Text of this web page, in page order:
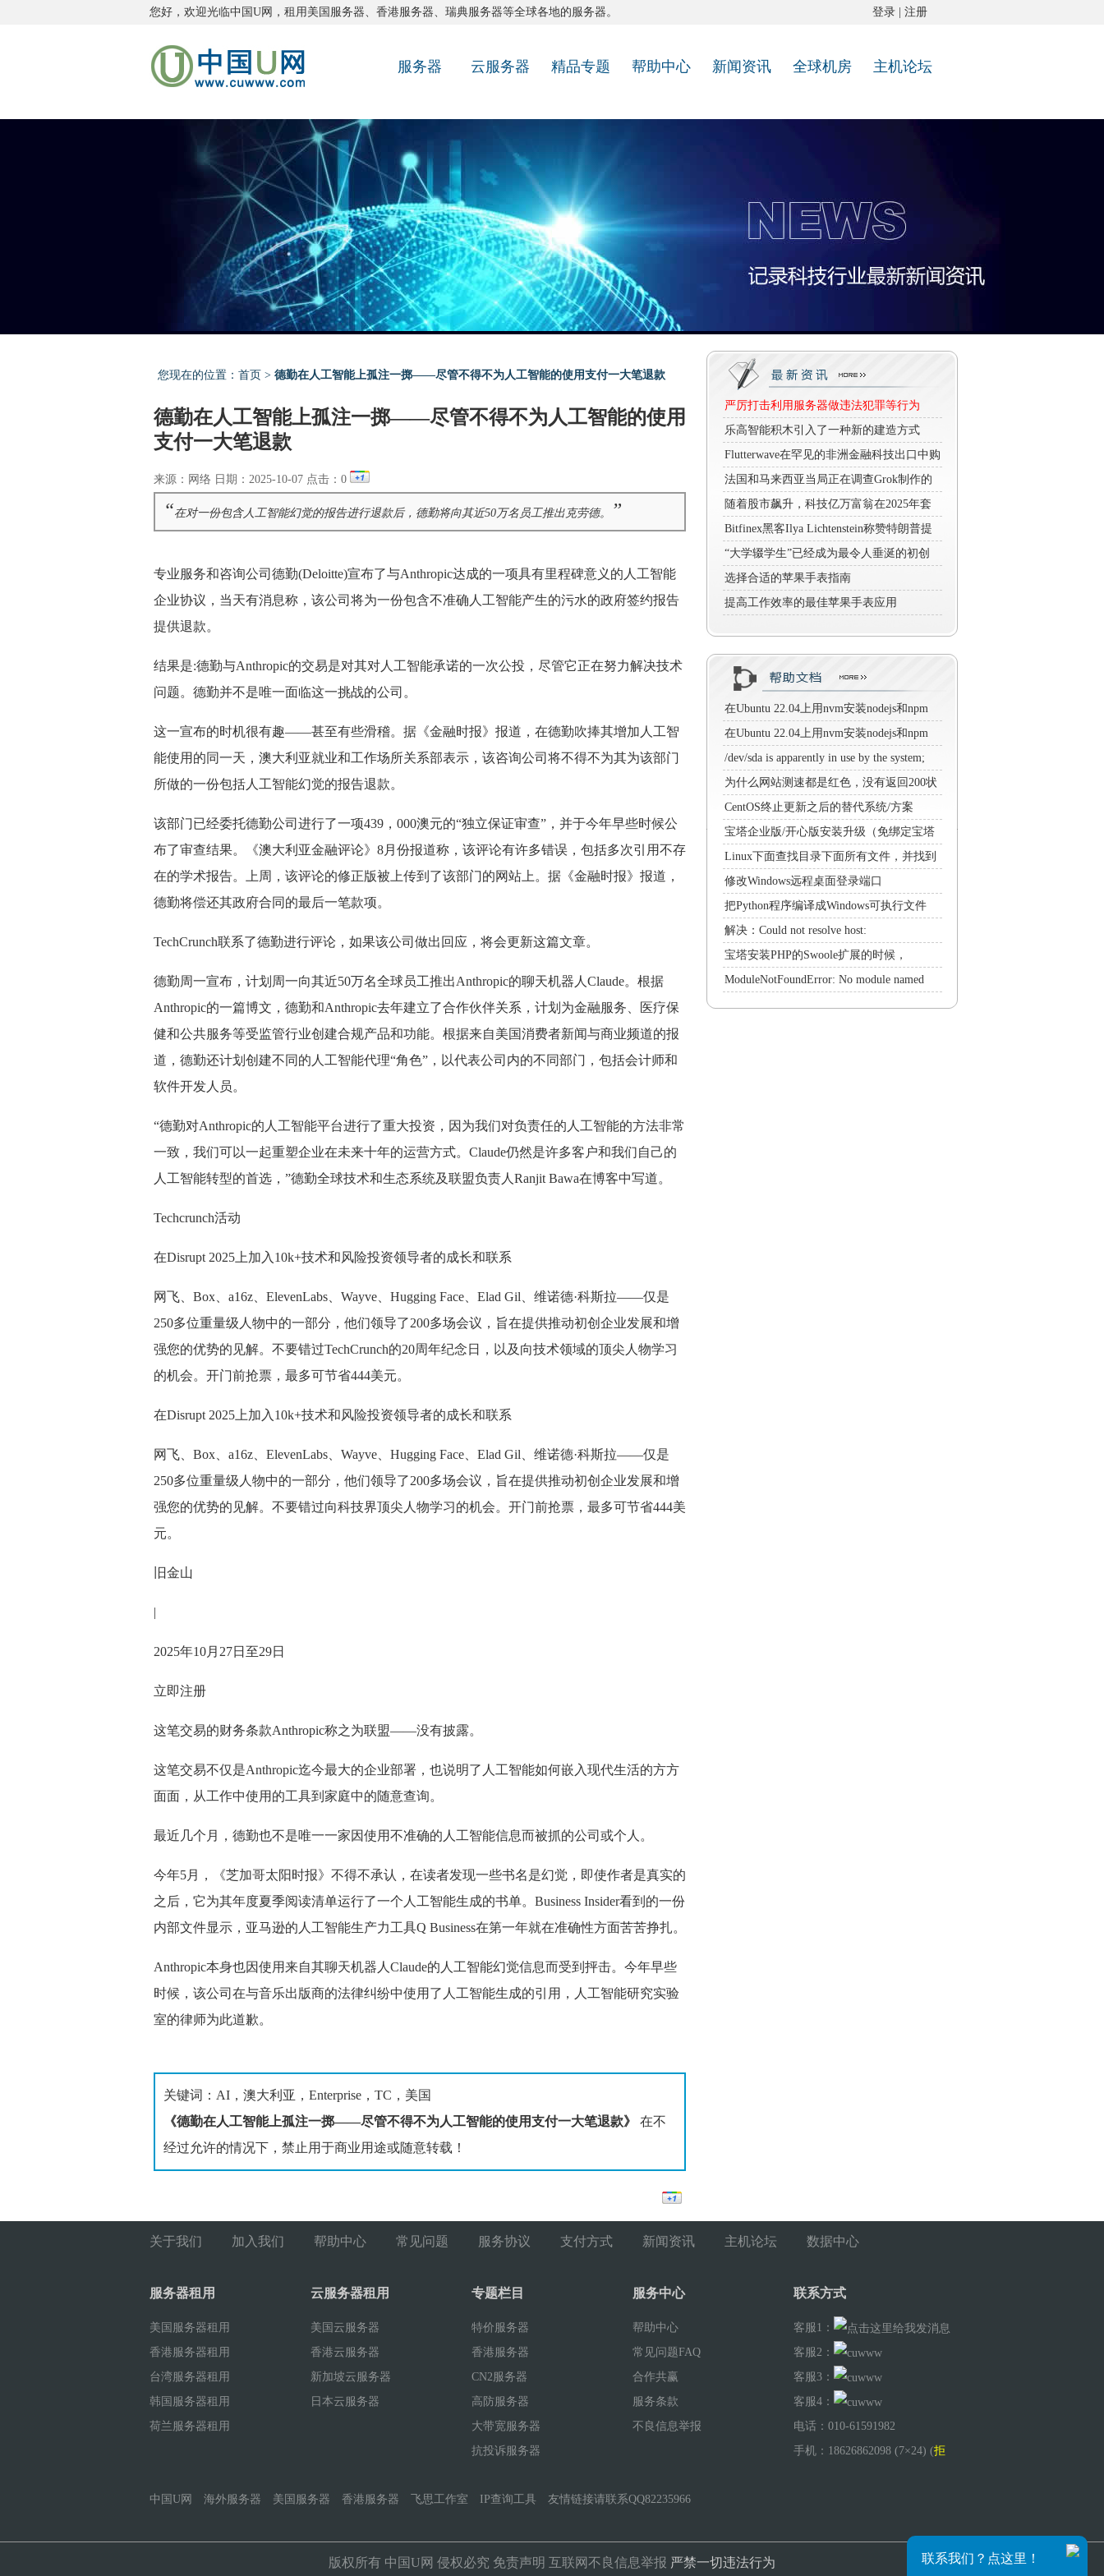
您好，欢迎光临中国U网，租用 美国服务器、 香港服务器、 瑞典服务器等全球各地的服务器。 登录 注册
服务器 云服务器 精品专题 帮助中心 新闻资讯 全球机房 主机论坛
您现在的位置： 首页 > 德勤在人工智能上孤注一掷——尽管不得不为人工智能的使用支付一大笔退款
德勤在人工智能上孤注一掷——尽管不得不为人工智能的使用
支付一大笔退款
来源：网络 日期：2025-10-07 点击： 0
“在对一份包含人工智能幻觉的报告进行退款后，德勤将向其近50万名员工推出克劳德。 ”
专业服务和咨询公司德勤(Deloitte)宣布了与Anthropic达成的一项具有里程碑意义的人工智能
企业协议，当天有消息称，该公司将为一份包含不准确人工智能产生的污水的政府签约报告
提供退款。
结果是:德勤与Anthropic的交易是对其对人工智能承诺的一次公投，尽管它正在努力解决技术
问题。德勤并不是唯一面临这一挑战的公司。
这一宣布的时机很有趣——甚至有些滑稽。据《金融时报》报道，在德勤吹捧其增加人工智
能使用的同一天，澳大利亚就业和工作场所关系部表示，该咨询公司将不得不为其为该部门
所做的一份包括人工智能幻觉的报告退款。
该部门已经委托德勤公司进行了一项439，000澳元的“独立保证审查”，并于今年早些时候公
布了审查结果。《澳大利亚金融评论》8月份报道称，该评论有许多错误，包括多次引用不存
在的学术报告。上周，该评论的修正版被上传到了该部门的网站上。据《金融时报》报道，
德勤将偿还其政府合同的最后一笔款项。
TechCrunch联系了德勤进行评论，如果该公司做出回应，将会更新这篇文章。
德勤周一宣布，计划周一向其近50万名全球员工推出Anthropic的聊天机器人Claude。根据
Anthropic的一篇博文，德勤和Anthropic去年建立了合作伙伴关系，计划为金融服务、医疗保
健和公共服务等受监管行业创建合规产品和功能。根据来自美国消费者新闻与商业频道的报
道，德勤还计划创建不同的人工智能代理“角色”，以代表公司内的不同部门，包括会计师和
软件开发人员。
“德勤对Anthropic的人工智能平台进行了重大投资，因为我们对负责任的人工智能的方法非常
一致，我们可以一起重塑企业在未来十年的运营方式。Claude仍然是许多客户和我们自己的
人工智能转型的首选，”德勤全球技术和生态系统及联盟负责人Ranjit Bawa在博客中写道。
Techcrunch活动
在Disrupt 2025上加入10k+技术和风险投资领导者的成长和联系
网飞、Box、a16z、ElevenLabs、Wayve、Hugging Face、Elad Gil、维诺德·科斯拉——仅是
250多位重量级人物中的一部分，他们领导了200多场会议，旨在提供推动初创企业发展和增
强您的优势的见解。不要错过TechCrunch的20周年纪念日，以及向技术领域的顶尖人物学习
的机会。开门前抢票，最多可节省444美元。
在Disrupt 2025上加入10k+技术和风险投资领导者的成长和联系
网飞、Box、a16z、ElevenLabs、Wayve、Hugging Face、Elad Gil、维诺德·科斯拉——仅是
250多位重量级人物中的一部分，他们领导了200多场会议，旨在提供推动初创企业发展和增
强您的优势的见解。不要错过向科技界顶尖人物学习的机会。开门前抢票，最多可节省444美
元。
旧金山
|
2025年10月27日至29日
立即注册
这笔交易的财务条款Anthropic称之为联盟——没有披露。
这笔交易不仅是Anthropic迄今最大的企业部署，也说明了人工智能如何嵌入现代生活的方方
面面，从工作中使用的工具到家庭中的随意查询。
最近几个月，德勤也不是唯一一家因使用不准确的人工智能信息而被抓的公司或个人。
今年5月，《芝加哥太阳时报》不得不承认，在读者发现一些书名是幻觉，即使作者是真实的
之后，它为其年度夏季阅读清单运行了一个人工智能生成的书单。Business Insider看到的一份
内部文件显示，亚马逊的人工智能生产力工具Q Business在第一年就在准确性方面苦苦挣扎。
Anthropic本身也因使用来自其聊天机器人Claude的人工智能幻觉信息而受到抨击。今年早些
时候，该公司在与音乐出版商的法律纠纷中使用了人工智能生成的引用，人工智能研究实验
室的律师为此道歉。
关键词：AI，澳大利亚，Enterprise，TC，美国
《德勤在人工智能上孤注一掷——尽管不得不为人工智能的使用支付一大笔退款》
在不
经过允许的情况下，禁止用于商业用途或随意转载！
严厉打击利用服务器做违法犯罪等行为
乐高智能积木引入了一种新的建造方式
——它们不需要屏幕
Flutterwave在罕见的非洲金融科技出口中购
买尼日利亚的Mono
法国和马来西亚当局正在调查Grok制作的
色情深度假货
随着股市飙升，科技亿万富翁在2025年套
现160亿美元
Bitfinex黑客Ilya Lichtenstein称赞特朗普提
前出狱
“大学辍学生”已经成为最令人垂涎的初创
企业创始人资格证书
选择合适的苹果手表指南
提高工作效率的最佳苹果手表应用
在Ubuntu 22.04上用nvm安装nodejs和npm
在Ubuntu 22.04上用nvm安装nodejs和npm
/dev/sda is apparently in use by the system;
will not make a filesystem here!解决方法
为什么网站测速都是红色，没有返回200状
态码？
CentOS终止更新之后的替代系统/方案
宝塔企业版/开心版安装升级（免绑定宝塔
账号）
Linux下面查找目录下面所有文件，并找到
包含某个字符的文件
修改Windows远程桌面登录端口
把Python程序编译成Windows可执行文件
exe的工具pyinstaller
解决：Could not resolve host:
mirrorlist.centos.org; Unknown error解决方
法
宝塔安装PHP的Swoole扩展的时候，
CentOS 7提示No package 'libbrotlienc' found
的解决方法
ModuleNotFoundError: No module named
关于我们 加入我们 帮助中心 常见问题 服务协议 支付方式 新闻资讯 主机论坛 数据中心
服务器租用
美国服务器租用
香港服务器租用
台湾服务器租用
韩国服务器租用
荷兰服务器租用
云服务器租用
美国云服务器
香港云服务器
新加坡云服务器
日本云服务器
专题栏目
特价服务器
香港服务器
CN2服务器
高防服务器
大带宽服务器
抗投诉服务器
服务中心
帮助中心
常见问题FAQ
合作共赢
服务条款
不良信息举报
联系方式
客服1：
客服2：
客服3：
客服4：
电话：010-61591982
手机：18626862098 (7×24) (拒
中国U网
海外服务器 美国服务器 香港服务器 飞思工作室 IP查询工具 友情链接请联系QQ82235966
版权所有 中国U网 侵权必究 免责声明 互联网不良信息举报 严禁一切违法行为 联系我们？点这里！